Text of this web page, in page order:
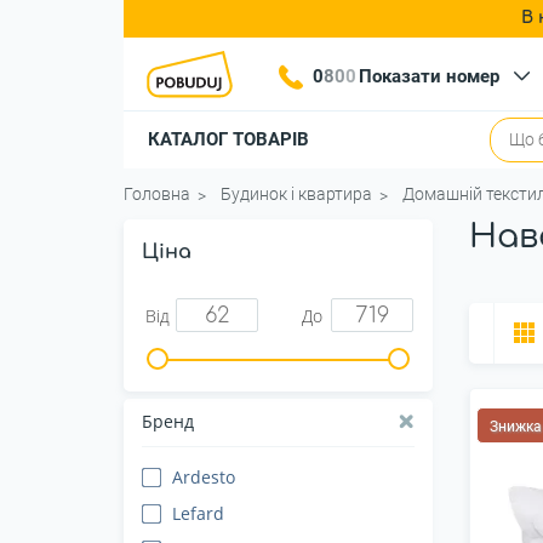
В
0800 Показати номер
КАТАЛОГ ТОВАРІВ
Головна Будинок і квартира Домашній
Ціна
Від До
Бренд
Ardesto
Lefard
Знижка